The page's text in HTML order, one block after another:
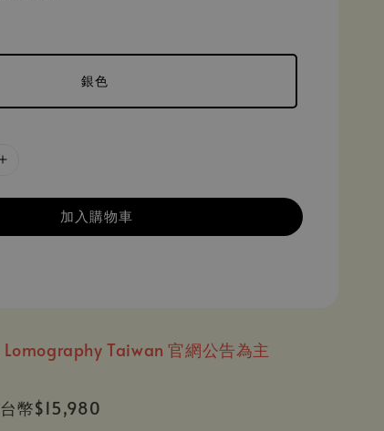
銀色
加入購物車
Lomography Taiwan 官網公告為主
台幣$15,980